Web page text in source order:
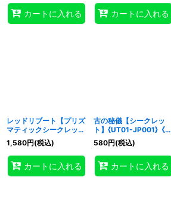
カートに入れる カートに入れる
レッドリブート【プリズ
マティックシークレッ
ト】{UT01-JP058}
《罠》
1,580円(税込)
カートに入れる
古の秘儀【シークレッ
ト】{UT01-JP001}《魔
法》
580円(税込)
カートに入れる